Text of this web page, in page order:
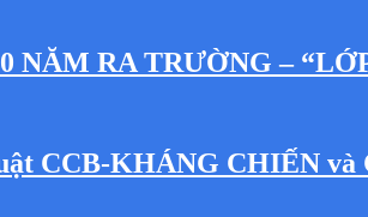
NĂM RA TRƯỜNG –
CCB-KHÁNG CHIẾN